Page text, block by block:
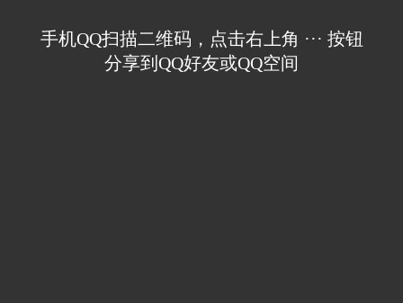
手机QQ扫描二维码，点击右上角 ··· 按钮
分享到QQ好友或QQ空间